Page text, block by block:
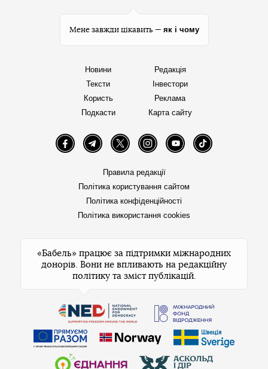
Мене завжди цікавить — як і чому
Новини
Тексти
Користь
Подкасти
Редакція
Інвестори
Реклама
Карта сайту
FacebookTelegramTwitter InstagramYouTube TikTok
Правила редакції
Політика користування сайтом
Політика конфіденційності
Політика використання cookies
«Бабель» працює за підтримки міжнародних
донорів. Вони не впливають на редакційну
політику та зміст публікацій.